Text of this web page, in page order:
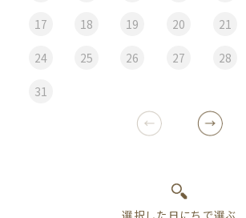
17 18 19 20 21
24 25 26 27 28
31